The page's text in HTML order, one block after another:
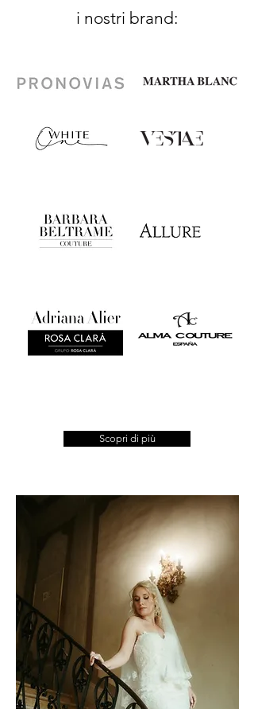
i nostri brand:
Scopri di più